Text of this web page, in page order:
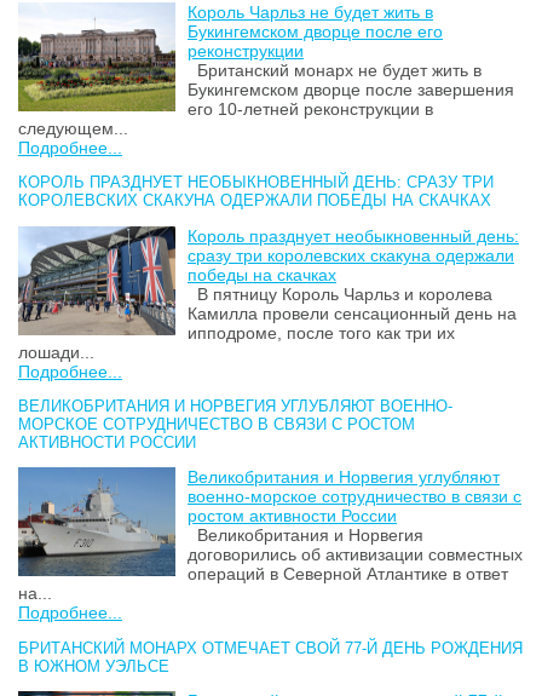
Король Чарльз не будет жить в
Букингемском дворце после его
реконструкции
Британский монарх не будет жить в
Букингемском дворце после завершения
его 10-летней реконструкции в
следующем...
Подробнее...
КОРОЛЬ ПРАЗДНУЕТ НЕОБЫКНОВЕННЫЙ ДЕНЬ: СРАЗУ ТРИ
КОРОЛЕВСКИХ СКАКУНА ОДЕРЖАЛИ ПОБЕДЫ НА СКАЧКАХ
Король празднует необыкновенный день:
сразу три королевских скакуна одержали
победы на скачках
В пятницу Король Чарльз и королева
Камилла провели сенсационный день на
ипподроме, после того как три их
лошади...
Подробнее...
ВЕЛИКОБРИТАНИЯ И НОРВЕГИЯ УГЛУБЛЯЮТ ВОЕННО-
МОРСКОЕ СОТРУДНИЧЕСТВО В СВЯЗИ С РОСТОМ
АКТИВНОСТИ РОССИИ
Великобритания и Норвегия углубляют
военно-морское сотрудничество в связи с
ростом активности России
Великобритания и Норвегия
договорились об активизации совместных
операций в Северной Атлантике в ответ
на...
Подробнее...
БРИТАНСКИЙ МОНАРХ ОТМЕЧАЕТ СВОЙ 77-Й ДЕНЬ РОЖДЕНИЯ
В ЮЖНОМ УЭЛЬСЕ